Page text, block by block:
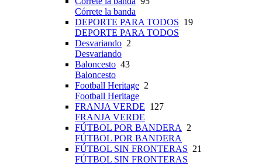
Córrete la banda
DEPORTE PARA TODOS 19
DEPORTE PARA TODOS
Desvariando 2
Desvariando
Baloncesto 43
Baloncesto
Football Heritage 2
Football Heritage
FRANJA VERDE 127
FRANJA VERDE
FÚTBOL POR BANDERA 2
FÚTBOL POR BANDERA
FÚTBOL SIN FRONTERAS 21
FÚTBOL SIN FRONTERAS